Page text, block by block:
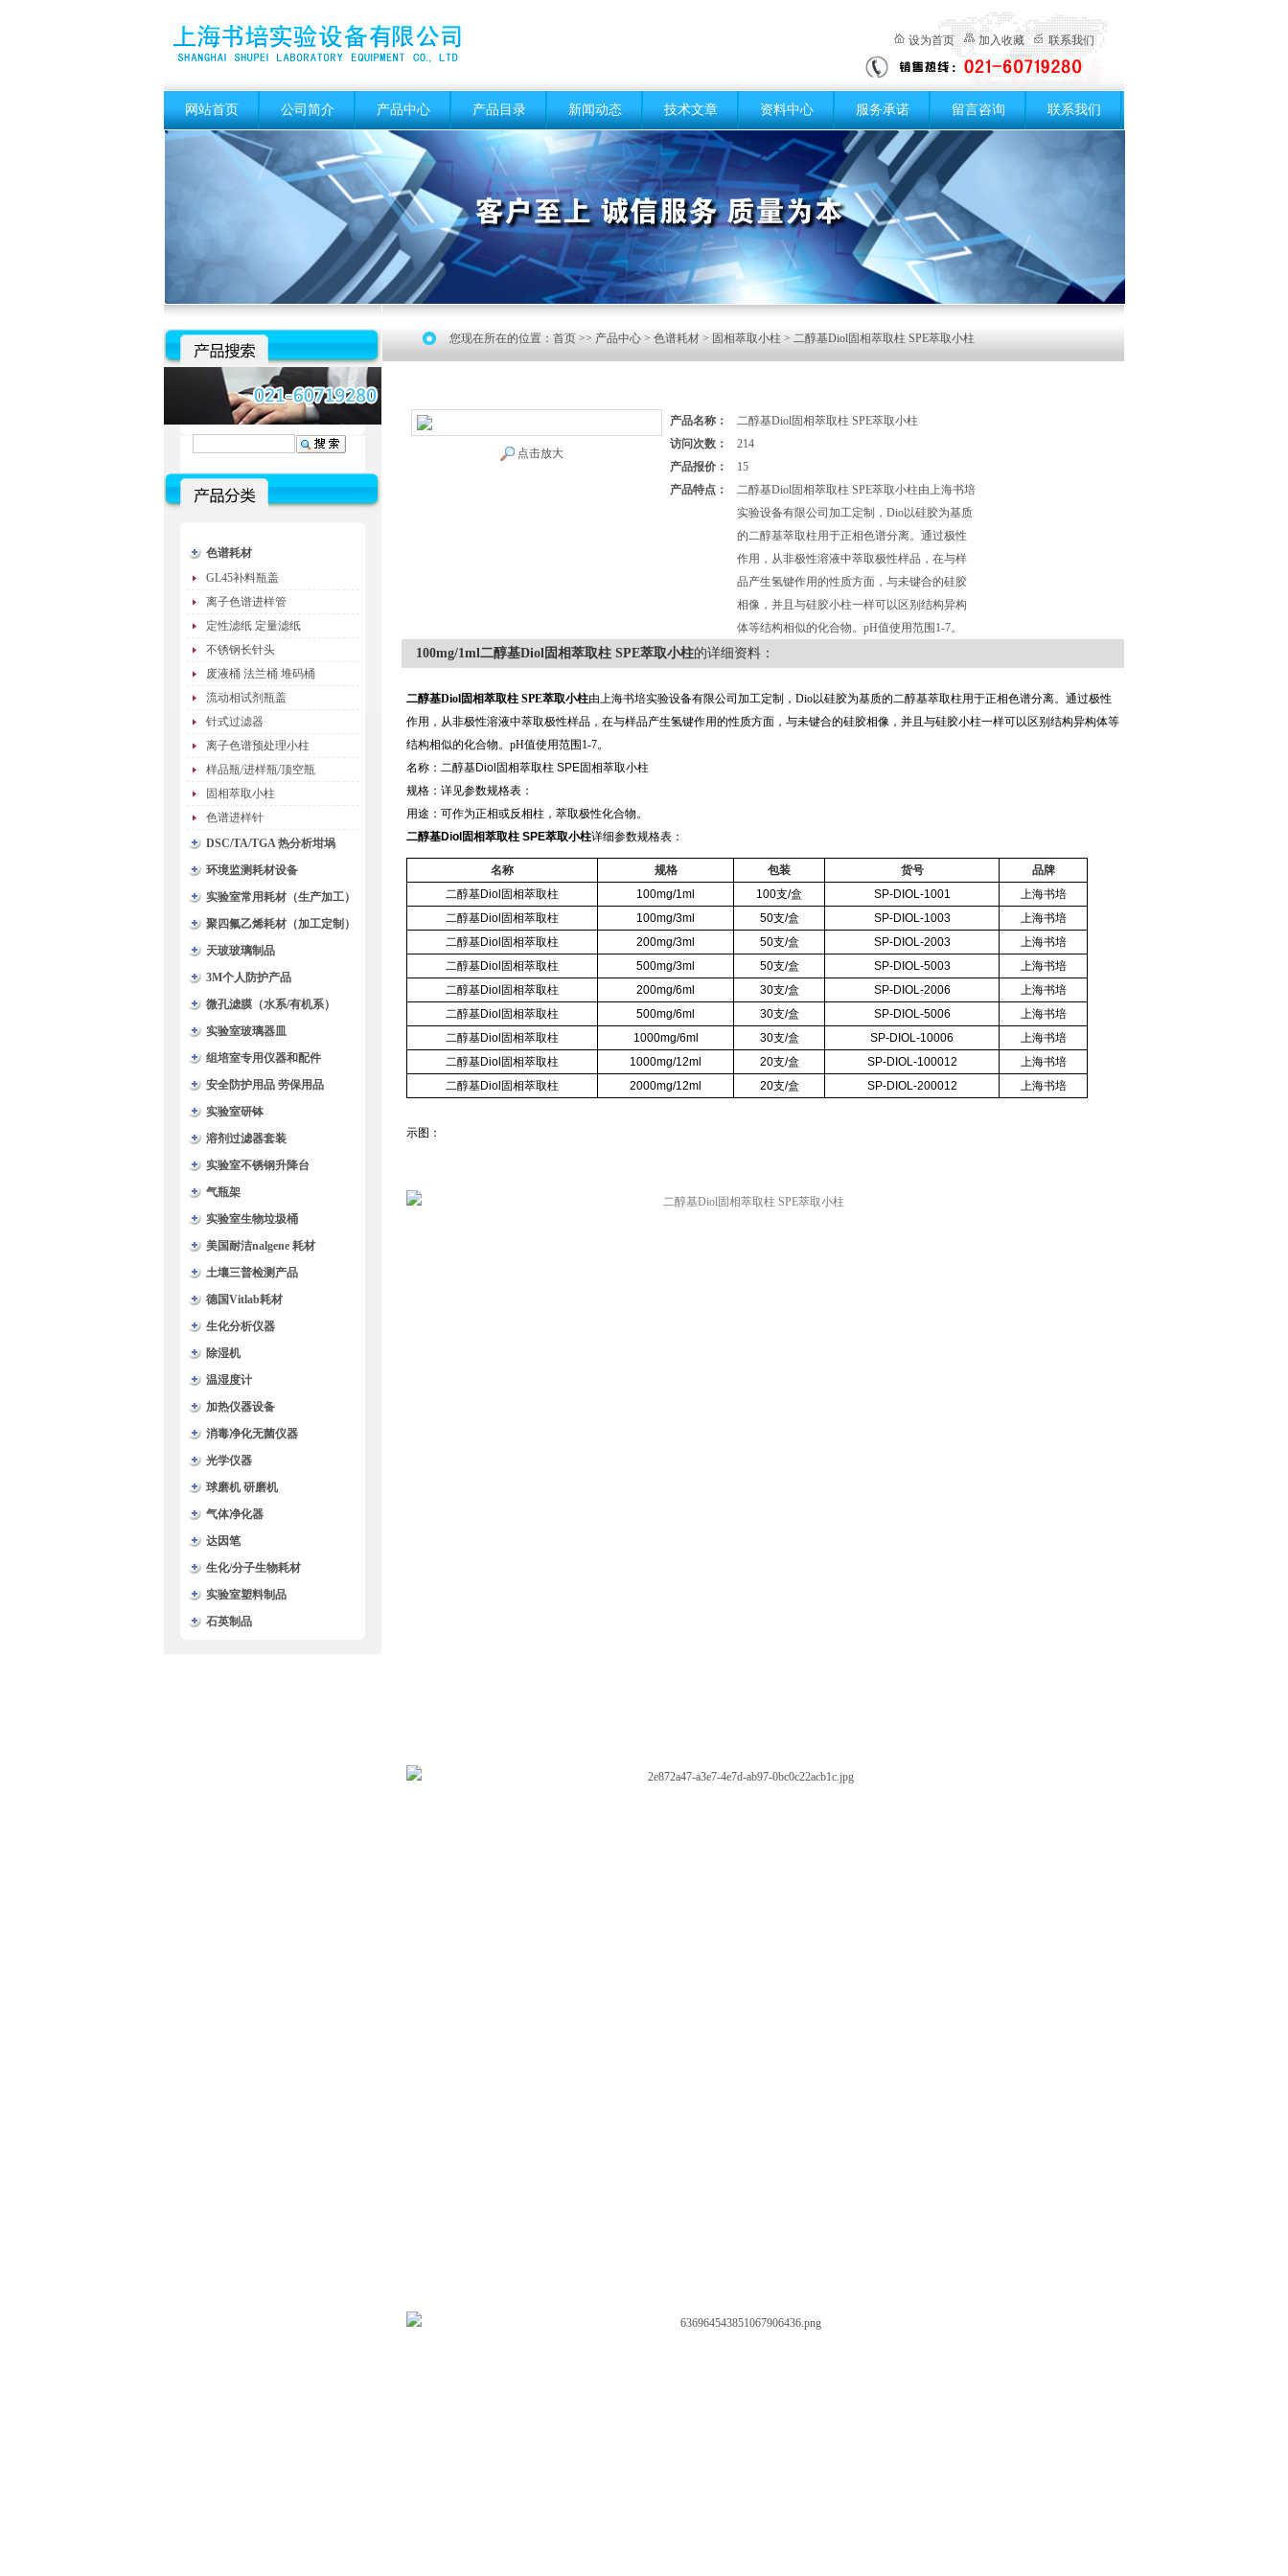
设为首页 加入收藏 联系我们
网站首页 公司简介 产品中心 产品目录 新闻动态 技术文章 资料中心 服务承诺 留言咨询 联系我们
色谱耗材
GL45补料瓶盖
离子色谱进样管
定性滤纸 定量滤纸
不锈钢长针头
废液桶 法兰桶 堆码桶
流动相试剂瓶盖
针式过滤器
离子色谱预处理小柱
样品瓶/进样瓶/顶空瓶
固相萃取小柱
色谱进样针
DSC/TA/TGA 热分析坩埚
环境监测耗材设备
实验室常用耗材（生产加工）
聚四氟乙烯耗材（加工定制）
天玻玻璃制品
3M个人防护产品
微孔滤膜（水系/有机系）
实验室玻璃器皿
组培室专用仪器和配件
安全防护用品 劳保用品
实验室研钵
溶剂过滤器套装
实验室不锈钢升降台
气瓶架
实验室生物垃圾桶
美国耐洁nalgene 耗材
土壤三普检测产品
德国Vitlab耗材
生化分析仪器
除湿机
温湿度计
加热仪器设备
消毒净化无菌仪器
光学仪器
球磨机 研磨机
气体净化器
达因笔
生化/分子生物耗材
实验室塑料制品
石英制品
您现在所在的位置： 首页 >> 产品中心 > 色谱耗材 > 固相萃取小柱 > 二醇基Diol固相萃取柱 SPE萃取小柱
点击放大
产品名称：
二醇基Diol固相萃取柱 SPE萃取小柱
访问次数：
214
产品报价：
15
产品特点：
二醇基Diol固相萃取柱 SPE萃取小柱由上海书培
实验设备有限公司加工定制，Dio以硅胶为基质
的二醇基萃取柱用于正相色谱分离。通过极性
作用，从非极性溶液中萃取极性样品，在与样
品产生氢键作用的性质方面，与未键合的硅胶
相像，并且与硅胶小柱一样可以区别结构异构
体等结构相似的化合物。pH值使用范围1-7。
100mg/1ml二醇基Diol固相萃取柱 SPE萃取小柱的详细资料：
二醇基Diol固相萃取柱 SPE萃取小柱由上海书培实验设备有限公司加工定制，Dio以硅胶为基质的二醇基萃取柱用于正相色谱分离。通过极性
作用，从非极性溶液中萃取极性样品，在与样品产生氢键作用的性质方面，与未键合的硅胶相像，并且与硅胶小柱一样可以区别结构异构体等
结构相似的化合物。pH值使用范围1-7。
名称：二醇基Diol 固相萃取柱 SPE固相萃取小柱
规格：详见参数规格表：
用途：可作为正相或反相柱，萃取极性化合物。
二醇基Diol固相萃取柱 SPE萃取小柱详细参数规格表：
名称 规格 包装 货号
品牌
二醇基Diol固相萃取柱
100mg/1ml 100支/盒 SP-DIOL-1001
上海书培
二醇基Diol固相萃取柱
100mg/3ml 50支/盒 SP-DIOL-1003
上海书培
二醇基Diol固相萃取柱
200mg/3ml 50支/盒 SP-DIOL-2003
上海书培
二醇基Diol固相萃取柱
500mg/3ml 50支/盒 SP-DIOL-5003
上海书培
二醇基Diol固相萃取柱
200mg/6ml 30支/盒 SP-DIOL-2006
上海书培
二醇基Diol固相萃取柱
500mg/6ml 30支/盒 SP-DIOL-5006
上海书培
二醇基Diol固相萃取柱
1000mg/6ml 30支/盒 SP-DIOL-10006
上海书培
二醇基Diol固相萃取柱
1000mg/12ml 20支/盒 SP-DIOL-100012
上海书培
二醇基Diol固相萃取柱
2000mg/12ml 20支/盒 SP-DIOL-200012 上海书培
示图：